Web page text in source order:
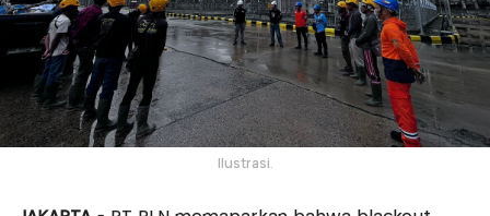
Ilustrasi.